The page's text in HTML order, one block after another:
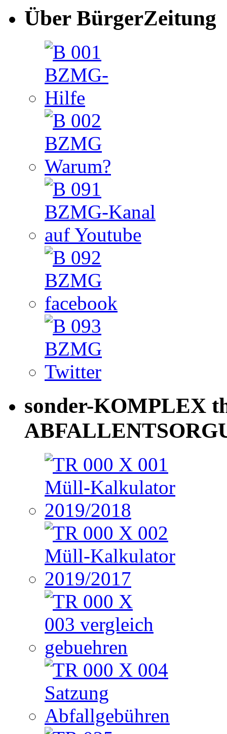
Über BürgerZeitung
sonder-KOMPLEX